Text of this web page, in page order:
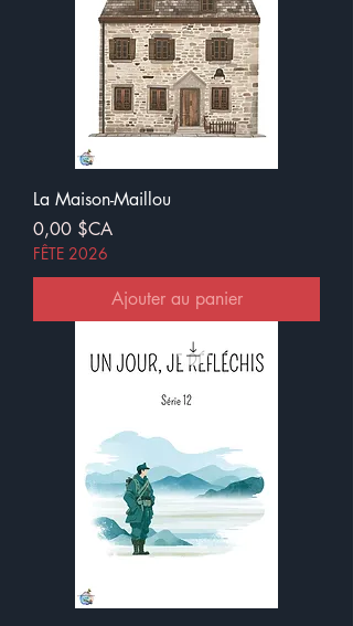
La Maison-Maillou
Prix
0,00 $CA
FÊTE 2026
Ajouter au panier